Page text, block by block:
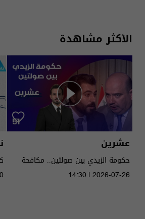
الأكثر مشاهدة
عشرين
حكومة الزيدي بين صولتين.. مكافحة
14:30 | 2026-07-26